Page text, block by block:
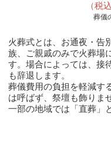
（税
葬儀
火葬式とは、お通夜・告
族、ご親戚のみで火葬場
す。場合によっては、接
も辞退します。
葬儀費用の負担を軽減す
は呼ばず、祭壇も飾りま
一部の地域では「直葬」